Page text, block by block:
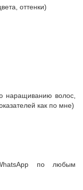
оттенки)
наращиванию волос,
как по мне)
по любым